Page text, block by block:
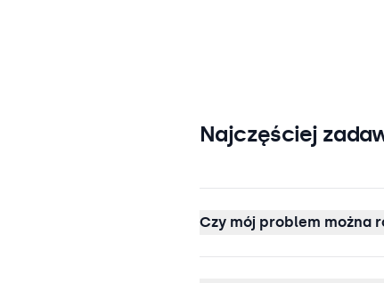
Najczęściej
Czy mój problem można